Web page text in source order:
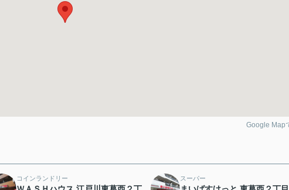
Google Map
コインランドリー スーパー